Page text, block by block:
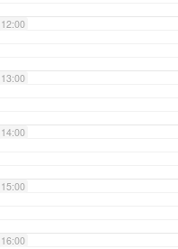
12:00
13:00
14:00
15:00
16:00